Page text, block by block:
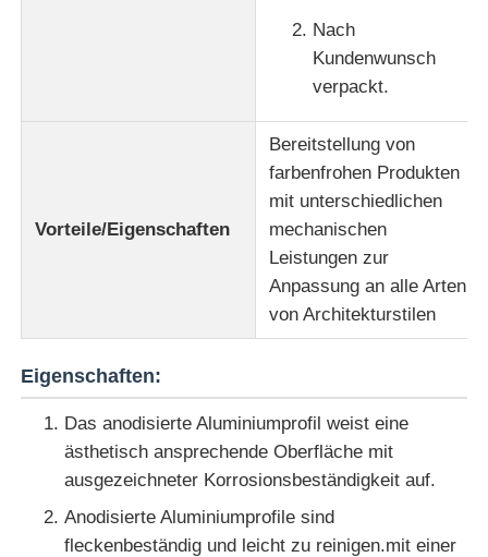
Industriealuminium-Extrusion
Zubehör für Aluminiumprofile
Flügelfensterprofile
Fassadenprofile
Poliertes Aluminiumprofil
hölzernes Endaluminiumprofile
Nach
Kundenwunsch
verpackt.
Vorteile/Eigenschaften
Bereitstellung von
farbenfrohen Produkten
mit unterschiedlichen
mechanischen
Leistungen zur
Anpassung an alle Arten
von Architekturstilen
Eigenschaften:
Das anodisierte Aluminiumprofil weist eine
ästhetisch ansprechende Oberfläche mit
ausgezeichneter Korrosionsbeständigkeit auf.
Anodisierte Aluminiumprofile sind
fleckenbeständig und leicht zu reinigen.mit einer